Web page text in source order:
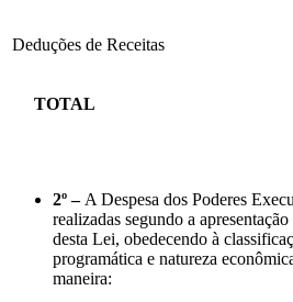
Deduções de Receitas
TOTAL
2º – A Despesa dos Poderes
realizadas segundo a
desta Lei, obedecendo à
programática e natureza
maneira: